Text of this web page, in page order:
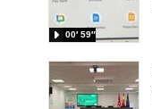
00′ 59″